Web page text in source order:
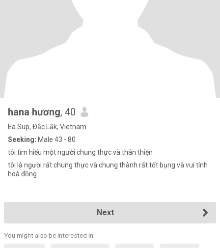
hana hương, 40
Ea Sup, Ðắc Lắk, Vietnam
Seeking: Male 43 - 80
tôi tìm hiểu một người chung thực và thân thiện
tôi là người rất chung thực và chung thành rất tốt bụng và vui tính
hoà đồng
Next
You might also be interested in: